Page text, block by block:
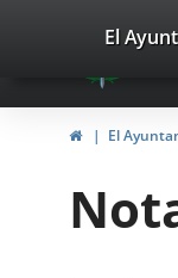
Portal
Web
del
valladolid.es
El
Home
El